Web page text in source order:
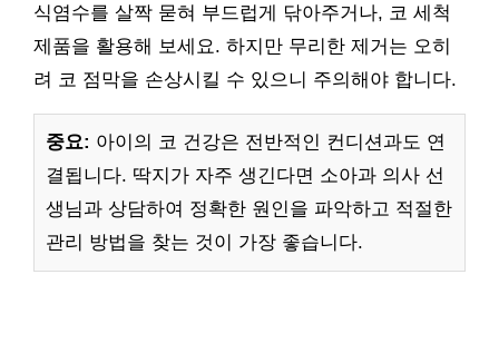
식염수를 살짝 묻혀 부드럽게 닦아주거나, 코 세척
제품을 활용해 보세요. 하지만 무리한 제거는 오히
려 코 점막을 손상시킬 수 있으니 주의해야 합니다.
중요: 아이의 코 건강은 전반적인 컨디션과도 연
결됩니다. 딱지가 자주 생긴다면 소아과 의사 선
생님과 상담하여 정확한 원인을 파악하고 적절한
관리 방법을 찾는 것이 가장 좋습니다.